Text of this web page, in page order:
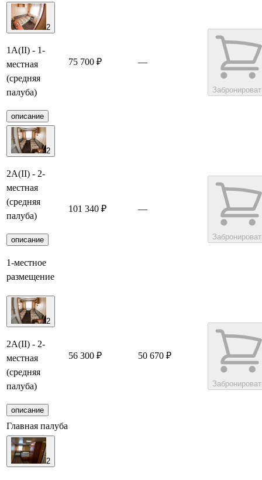
2
1А(II) - 1-
местная
(средняя
палуба)
описание
75 700 ₽ —
2
2А(II) - 2-
местная
(средняя
палуба)
описание
1-местное
размещение
101 340 ₽ —
2
2А(II) - 2-
местная
(средняя
палуба)
описание
56 300 ₽ 50 670 ₽
Главная палуба
2